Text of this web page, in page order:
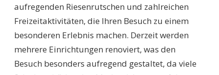
aufregenden Riesenrutschen und zahlreichen
Freizeitaktivitäten, die Ihren Besuch zu einem
besonderen Erlebnis machen. Derzeit werden
mehrere Einrichtungen renoviert, was den
Besuch besonders aufregend gestaltet, da viele